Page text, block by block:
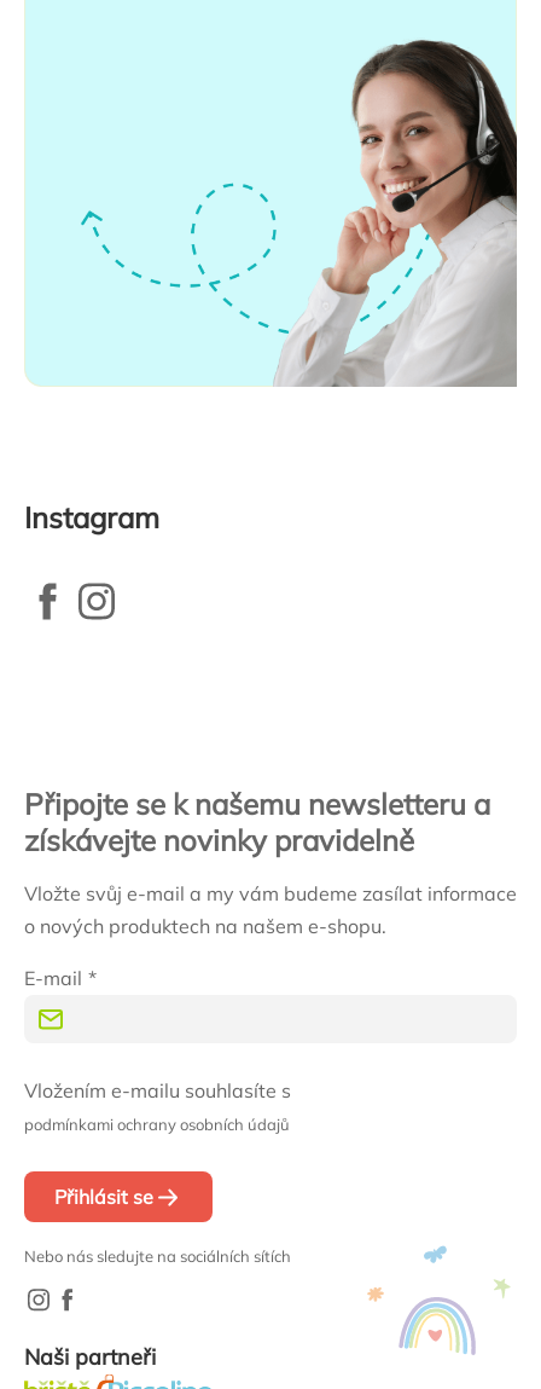
Instagram
Připojte se k našemu newsletteru a
získávejte novinky pravidelně
Vložte svůj e-mail a my vám budeme zasílat informace
o nových produktech na našem e-shopu.
E-mail
Vložením e-mailu souhlasíte s
podmínkami ochrany osobních údajů
Přihlásit se
Nebo nás sledujte na sociálních sítích
Naši partneři